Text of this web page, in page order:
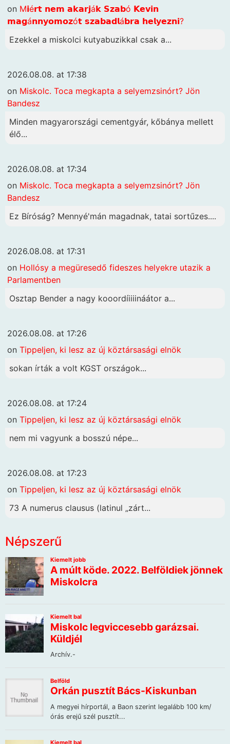
on M𝗶é𝗿𝘁 𝗻𝗲𝗺 𝗮𝗸𝗮𝗿𝗷á𝗸 𝗦𝘇𝗮𝗯ó 𝗞𝗲𝘃𝗶𝗻
𝗺𝗮𝗴á𝗻𝗻𝘆𝗼𝗺𝗼𝘇ó𝘁 𝘀𝘇𝗮𝗯𝗮𝗱𝗹á𝗯𝗿𝗮 𝗵𝗲𝗹𝘆𝗲𝘇𝗻𝗶?
Ezekkel a miskolci kutyabuzikkal csak a...
2026.08.08. at 17:38
on Miskolc. Toca megkapta a selyemzsinórt? Jön
Bandesz
Minden magyarországi cementgyár, kőbánya mellett
élő...
2026.08.08. at 17:34
on Miskolc. Toca megkapta a selyemzsinórt? Jön
Bandesz
Ez Bíróság? Mennyé'mán magadnak, tatai sortűzes....
2026.08.08. at 17:31
on Hollósy a megüresedő fideszes helyekre utazik a
Parlamentben
Osztap Bender a nagy kooordíiiiináátor a...
2026.08.08. at 17:26
on Tippeljen, ki lesz az új köztársasági elnök
sokan írták a volt KGST országok...
2026.08.08. at 17:24
on Tippeljen, ki lesz az új köztársasági elnök
nem mi vagyunk a bosszú népe...
2026.08.08. at 17:23
on Tippeljen, ki lesz az új köztársasági elnök
73 A numerus clausus (latinul „zárt...
Népszerű